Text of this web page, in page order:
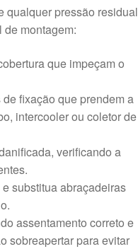
qualquer pressão residual
montagem:
que impeçam o
fixação que prendem a
intercooler ou coletor de
verificando a
substitua abraçadeiras
assentamento correto e
sobreapertar para evitar